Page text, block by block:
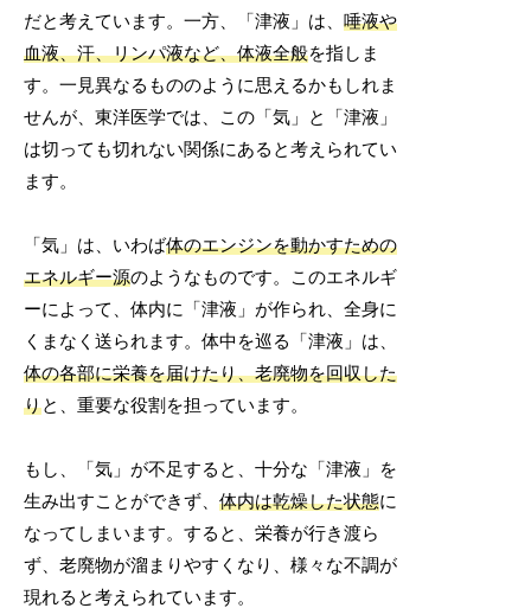
だと考えています。一方、「津液」は、唾液や
血液、汗、リンパ液など、体液全般を指しま
す。一見異なるもののように思えるかもしれま
せんが、東洋医学では、この「気」と「津液」
は切っても切れない関係にあると考えられてい
ます。
「気」は、いわば体のエンジンを動かすための
エネルギー源のようなものです。このエネルギ
ーによって、体内に「津液」が作られ、全身に
くまなく送られます。体中を巡る「津液」は、
体の各部に栄養を届けたり、老廃物を回収した
りと、重要な役割を担っています。
もし、「気」が不足すると、十分な「津液」を
生み出すことができず、体内は乾燥した状態に
なってしまいます。すると、栄養が行き渡ら
ず、老廃物が溜まりやすくなり、様々な不調が
現れると考えられています。